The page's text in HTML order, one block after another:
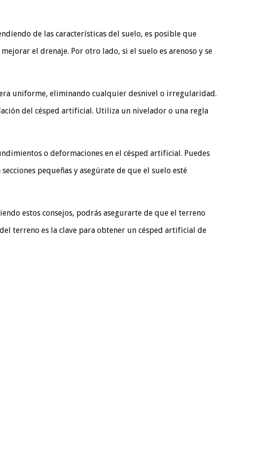
de las características del suelo, es posible que
el drenaje. Por otro lado, si el suelo es arenoso y se
uniforme, eliminando cualquier desnivel o irregularidad.
del césped artificial. Utiliza un nivelador o una regla
o deformaciones en el césped artificial. Puedes
pequeñas y asegúrate de que el suelo esté
estos consejos, podrás asegurarte de que el terreno
terreno es la clave para obtener un césped artificial de